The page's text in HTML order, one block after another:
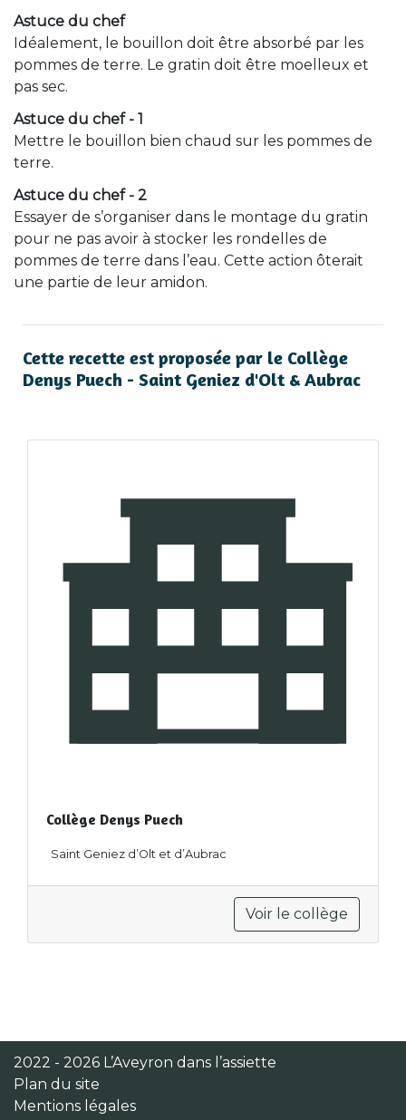
Astuce du chef
Idéalement, le bouillon doit être absorbé par les
pommes de terre. Le gratin doit être moelleux et
pas sec.
Astuce du chef - 1
Mettre le bouillon bien chaud sur les pommes de
terre.
Astuce du chef - 2
Essayer de s’organiser dans le montage du gratin
pour ne pas avoir à stocker les rondelles de
pommes de terre dans l’eau. Cette action ôterait
une partie de leur amidon.
Cette recette est proposée par le Collège
Denys Puech - Saint Geniez d'Olt & Aubrac
Collège Denys Puech
Saint Geniez d’Olt et d’Aubrac
Voir le collège
2022 - 2026 L’Aveyron dans l’assiette
Plan du site
Mentions légales